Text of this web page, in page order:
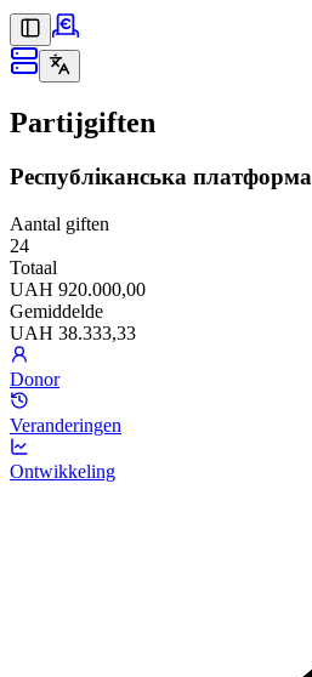
Partijgiften
Республіканська платформа
Aantal giften
24
Totaal
UAH 920.000,00
Gemiddelde
UAH 38.333,33
Donor
Veranderingen
Ontwikkeling